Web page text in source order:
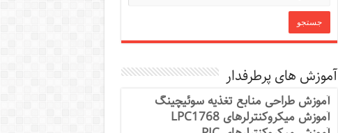
آموزش های پرطرفدار
آموزش طراحی منابع تغذیه سوئیچینگ
آموزش میکروکنترلرهای LPC1768